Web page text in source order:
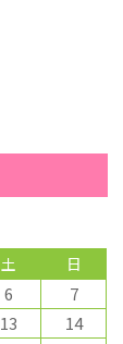
土 日
6
7
13
14